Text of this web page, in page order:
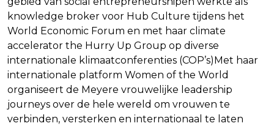
knowledge broker voor Hub Culture tijdens het
World Economic Forum en met haar climate
accelerator the Hurry Up Group op diverse
internationale klimaatconferenties (COP’s)Met haar
internationale platform Women of the World
organiseert de Meyere vrouwelijke leadership
journeys over de hele wereld om vrouwen te
verbinden, versterken en internationaal te laten